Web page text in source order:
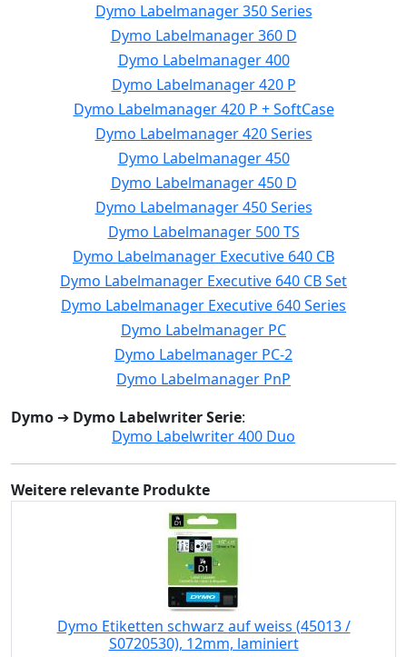
Dymo Labelmanager 350 Series
Dymo Labelmanager 360 D
Dymo Labelmanager 400
Dymo Labelmanager 420 P
Dymo Labelmanager 420 P + SoftCase
Dymo Labelmanager 420 Series
Dymo Labelmanager 450
Dymo Labelmanager 450 D
Dymo Labelmanager 450 Series
Dymo Labelmanager 500 TS
Dymo Labelmanager Executive 640 CB
Dymo Labelmanager Executive 640 CB Set
Dymo Labelmanager Executive 640 Series
Dymo Labelmanager PC
Dymo Labelmanager PC-2
Dymo Labelmanager PnP
Dymo ➔ Dymo Labelwriter Serie:
Dymo Labelwriter 400 Duo
Weitere relevante Produkte
Dymo Etiketten schwarz auf weiss (45013 /
S0720530), 12mm, laminiert